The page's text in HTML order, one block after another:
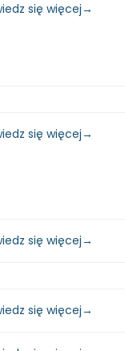
się więcej→
się więcej→
się więcej→
się więcej→